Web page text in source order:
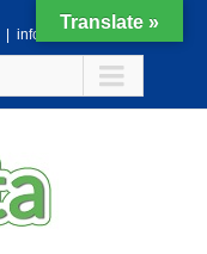
info@lineta.gr
Translate »